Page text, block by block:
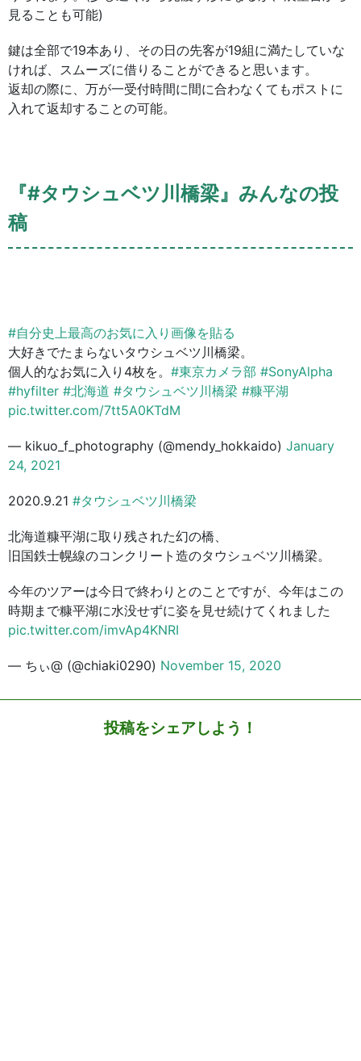
見ることも可能)
鍵は全部で19本あり、その日の先客が19組に満たしていな
ければ、スムーズに借りることができると思います。
返却の際に、万が一受付時間に間に合わなくてもポストに
入れて返却することの可能。
『#タウシュベツ川橋梁』みんなの投
稿
#自分史上最高のお気に入り画像を貼る
大好きでたまらないタウシュベツ川橋梁。
個人的なお気に入り4枚を。 #東京カメラ部 #SonyAlpha
#hyfilter #北海道 #タウシュベツ川橋梁 #糠平湖
pic.twitter.com/7tt5A0KTdM
— kikuo_f_photography (@mendy_hokkaido) January
24, 2021
2020.9.21 #タウシュベツ川橋梁
北海道糠平湖に取り残された幻の橋、
旧国鉄士幌線のコンクリート造のタウシュベツ川橋梁。
今年のツアーは今日で終わりとのことですが、今年はこの
時期まで糠平湖に水没せずに姿を見せ続けてくれました
pic.twitter.com/imvAp4KNRI
— ちぃ@ (@chiaki0290) November 15, 2020
投稿をシェアしよう！